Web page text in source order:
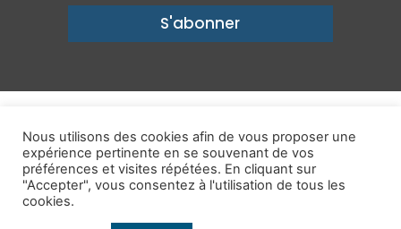
S'abonner
un avenir prospère
Mentions légales-Politique de confidentialité-Contact
Publications
Nous utilisons des cookies afin de vous proposer une
expérience pertinente en se souvenant de vos
préférences et visites répétées. En cliquant sur
"Accepter", vous consentez à l'utilisation de tous les
cookies.